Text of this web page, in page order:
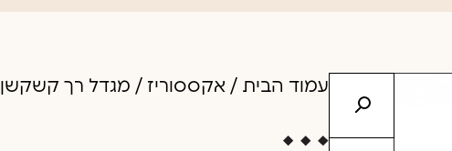
עמוד הבית / אקססוריז / מגדל רך קשקשן